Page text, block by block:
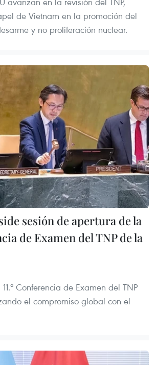
de Vietnam en la promoción del
y no proliferación nuclear.
sesión de apertura de la
de Examen del TNP de la
Conferencia de Examen del TNP
el compromiso global con el